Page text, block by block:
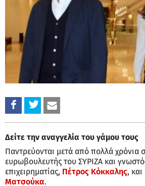
Δείτε την αναγγελία του γάμου τους
Παντρεύονται μετά από πολλά χρόνια
ευρωβουλευτής του ΣΥΡΙΖΑ και
επιχειρηματίας, Πέτρος Κόκκαλης,
Ματσούκα.